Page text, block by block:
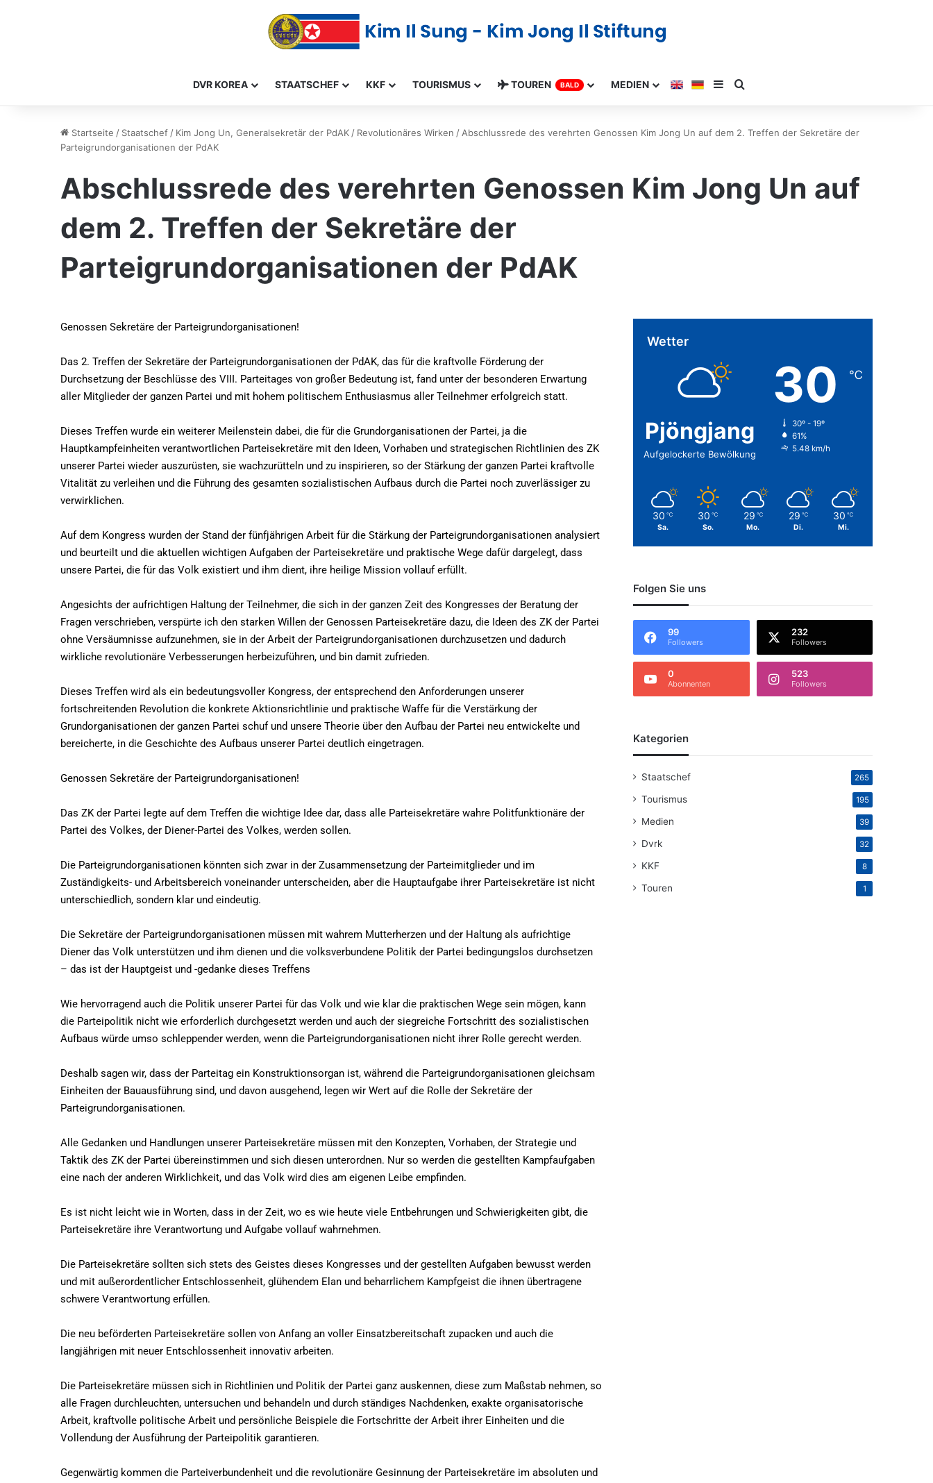
DVR KOREA STAATSCHEF KKF TOURISMUS TOUREN BALD MEDIEN
Startseite / Staatschef / Kim Jong Un, Generalsekretär der PdAK / Revolutionäres Wirken / Abschlussrede des verehrten Genossen Kim Jong Un auf dem 2. Treffen der Sekretäre der
Parteigrundorganisationen der PdAK
Abschlussrede des verehrten Genossen Kim Jong Un auf
dem 2. Treffen der Sekretäre der
Parteigrundorganisationen der PdAK
Genossen Sekretäre der Parteigrundorganisationen!
Das 2. Treffen der Sekretäre der Parteigrundorganisationen der PdAK, das für die kraftvolle Förderung der
Durchsetzung der Beschlüsse des VIII. Parteitages von großer Bedeutung ist, fand unter der besonderen Erwartung
aller Mitglieder der ganzen Partei und mit hohem politischem Enthusiasmus aller Teilnehmer erfolgreich statt.
Dieses Treffen wurde ein weiterer Meilenstein dabei, die für die Grundorganisationen der Partei, ja die
Hauptkampfeinheiten verantwortlichen Parteisekretäre mit den Ideen, Vorhaben und strategischen Richtlinien des ZK
unserer Partei wieder auszurüsten, sie wachzurütteln und zu inspirieren, so der Stärkung der ganzen Partei kraftvolle
Vitalität zu verleihen und die Führung des gesamten sozialistischen Aufbaus durch die Partei noch zuverlässiger zu
verwirklichen.
Auf dem Kongress wurden der Stand der fünfjährigen Arbeit für die Stärkung der Parteigrundorganisationen analysiert
und beurteilt und die aktuellen wichtigen Aufgaben der Parteisekretäre und praktische Wege dafür dargelegt, dass
unsere Partei, die für das Volk existiert und ihm dient, ihre heilige Mission vollauf erfüllt.
Angesichts der aufrichtigen Haltung der Teilnehmer, die sich in der ganzen Zeit des Kongresses der Beratung der
Fragen verschrieben, verspürte ich den starken Willen der Genossen Parteisekretäre dazu, die Ideen des ZK der Partei
ohne Versäumnisse aufzunehmen, sie in der Arbeit der Parteigrundorganisationen durchzusetzen und dadurch
wirkliche revolutionäre Verbesserungen herbeizuführen, und bin damit zufrieden.
Dieses Treffen wird als ein bedeutungsvoller Kongress, der entsprechend den Anforderungen unserer
fortschreitenden Revolution die konkrete Aktionsrichtlinie und praktische Waffe für die Verstärkung der
Grundorganisationen der ganzen Partei schuf und unsere Theorie über den Aufbau der Partei neu entwickelte und
bereicherte, in die Geschichte des Aufbaus unserer Partei deutlich eingetragen.
Genossen Sekretäre der Parteigrundorganisationen!
Das ZK der Partei legte auf dem Treffen die wichtige Idee dar, dass alle Parteisekretäre wahre Politfunktionäre der
Partei des Volkes, der Diener-Partei des Volkes, werden sollen.
Die Parteigrundorganisationen könnten sich zwar in der Zusammensetzung der Parteimitglieder und im
Zuständigkeits- und Arbeitsbereich voneinander unterscheiden, aber die Hauptaufgabe ihrer Parteisekretäre ist nicht
unterschiedlich, sondern klar und eindeutig.
Die Sekretäre der Parteigrundorganisationen müssen mit wahrem Mutterherzen und der Haltung als aufrichtige
Diener das Volk unterstützen und ihm dienen und die volksverbundene Politik der Partei bedingungslos durchsetzen
– das ist der Hauptgeist und -gedanke dieses Treffens
Wie hervorragend auch die Politik unserer Partei für das Volk und wie klar die praktischen Wege sein mögen, kann
die Parteipolitik nicht wie erforderlich durchgesetzt werden und auch der siegreiche Fortschritt des sozialistischen
Aufbaus würde umso schleppender werden, wenn die Parteigrundorganisationen nicht ihrer Rolle gerecht werden.
Deshalb sagen wir, dass der Parteitag ein Konstruktionsorgan ist, während die Parteigrundorganisationen gleichsam
Einheiten der Bauausführung sind, und davon ausgehend, legen wir Wert auf die Rolle der Sekretäre der
Parteigrundorganisationen.
Alle Gedanken und Handlungen unserer Parteisekretäre müssen mit den Konzepten, Vorhaben, der Strategie und
Taktik des ZK der Partei übereinstimmen und sich diesen unterordnen. Nur so werden die gestellten Kampfaufgaben
eine nach der anderen Wirklichkeit, und das Volk wird dies am eigenen Leibe empfinden.
Es ist nicht leicht wie in Worten, dass in der Zeit, wo es wie heute viele Entbehrungen und Schwierigkeiten gibt, die
Parteisekretäre ihre Verantwortung und Aufgabe vollauf wahrnehmen.
Die Parteisekretäre sollten sich stets des Geistes dieses Kongresses und der gestellten Aufgaben bewusst werden
und mit außerordentlicher Entschlossenheit, glühendem Elan und beharrlichem Kampfgeist die ihnen übertragene
schwere Verantwortung erfüllen.
Die neu beförderten Parteisekretäre sollen von Anfang an voller Einsatzbereitschaft zupacken und auch die
langjährigen mit neuer Entschlossenheit innovativ arbeiten.
Die Parteisekretäre müssen sich in Richtlinien und Politik der Partei ganz auskennen, diese zum Maßstab nehmen, so
alle Fragen durchleuchten, untersuchen und behandeln und durch ständiges Nachdenken, exakte organisatorische
Arbeit, kraftvolle politische Arbeit und persönliche Beispiele die Fortschritte der Arbeit ihrer Einheiten und die
Vollendung der Ausführung der Parteipolitik garantieren.
Gegenwärtig kommen die Parteiverbundenheit und die revolutionäre Gesinnung der Parteisekretäre im absoluten und
Wetter
Pjöngjang
Aufgelockerte Bewölkung
30 ℃
30º - 19º
61%
5.48 km/h
30 ℃
Sa.
30 ℃
So.
29 ℃
Mo.
29 ℃
Di.
30 ℃
Mi.
Folgen Sie uns
99
Followers
232
Followers
0
Abonnenten
523
Followers
Kategorien
Staatschef 265
Tourismus 195
Medien 39
Dvrk 32
KKF 8
Touren 1